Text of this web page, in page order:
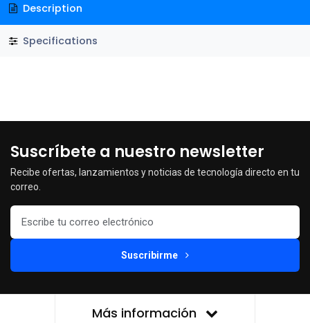
Description
Specifications
Suscríbete a nuestro newsletter
Recibe ofertas, lanzamientos y noticias de tecnología directo en tu
correo.
Suscribirme
Más información